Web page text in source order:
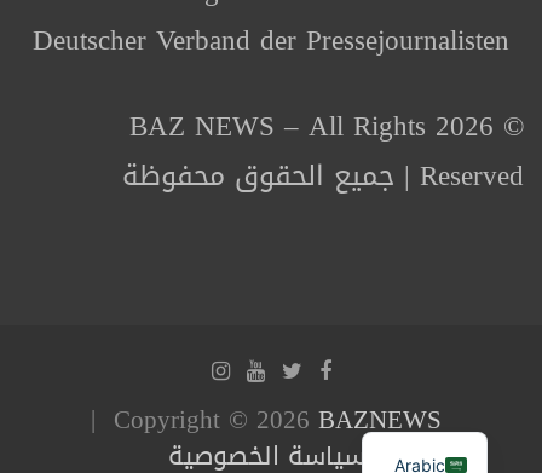
Deutscher Verband der Pressejournalisten
© 2026 BAZ NEWS – All Rights
Reserved | جميع الحقوق محفوظة
Copyright © 2026 BAZNEWS
سياسة الخصوصية Arabic